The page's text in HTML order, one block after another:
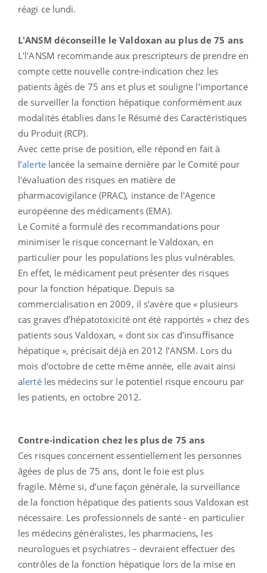
réagi ce lundi.
L'ANSM déconseille le Valdoxan au plus de 75 ans
L'l'ANSM recommande aux prescripteurs de prendre en
compte cette nouvelle contre-indication chez les
patients âgés de 75 ans et plus et souligne l’importance
de surveiller la fonction hépatique conformément aux
modalités établies dans le Résumé des Caractéristiques
du Produit (RCP).
Avec cette prise de position, elle répond en fait à
l’alertelancée la semaine dernière par le Comité pour
l'évaluation des risques en matière de
pharmacovigilance (PRAC), instance de l'Agence
européenne des médicaments (EMA).
Le Comité a formulé des recommandations pour
minimiser le risque concernant le Valdoxan, en
particulier pour les populations les plus vulnérables.
En effet, le médicament peut présenter des risques
pour la fonction hépatique. Depuis sa
commercialisation en 2009, il s’avère que « plusieurs
cas graves d’hépatotoxicité ont été rapportés » chez des
patients sous Valdoxan, « dont six cas d’insuffisance
hépatique », précisait déjà en 2012 l’ANSM. Lors du
mois d'octobre de cette même année, elle avait ainsi
alertéles médecins sur le potentiel risque encouru par
les patients, en octobre 2012.
Contre-indication chez les plus de 75 ans
Ces risques concernent essentiellement les personnes
âgées de plus de 75 ans, dont le foie est plus
fragile. Même si, d’une façon générale, la surveillance
de la fonction hépatique des patients sous Valdoxan est
nécessaire. Les professionnels de santé - en particulier
les médecins généralistes, les pharmaciens, les
neurologues et psychiatres – devraient effectuer des
contrôles de la fonction hépatique lors de la mise en